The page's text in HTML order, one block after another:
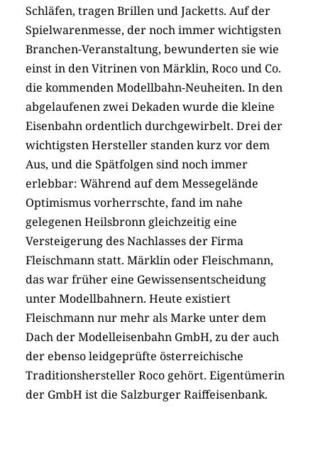
Schläfen, tragen Brillen und Jacketts. Auf der
Spielwarenmesse, der noch immer wichtigsten
Branchen-Veranstaltung, bewunderten sie wie
einst in den Vitrinen von Märklin, Roco und Co.
die kommenden Modellbahn-Neuheiten. In den
abgelaufenen zwei Dekaden wurde die kleine
Eisenbahn ordentlich durchgewirbelt. Drei der
wichtigsten Hersteller standen kurz vor dem
Aus, und die Spätfolgen sind noch immer
erlebbar: Während auf dem Messegelände
Optimismus vorherrschte, fand im nahe
gelegenen Heilsbronn gleichzeitig eine
Versteigerung des Nachlasses der Firma
Fleischmann statt. Märklin oder Fleischmann,
das war früher eine Gewissensentscheidung
unter Modellbahnern. Heute existiert
Fleischmann nur mehr als Marke unter dem
Dach der Modelleisenbahn GmbH, zu der auch
der ebenso leidgeprüfte österreichische
Traditionshersteller Roco gehört. Eigentümerin
der GmbH ist die Salzburger Raiffeisenbank.